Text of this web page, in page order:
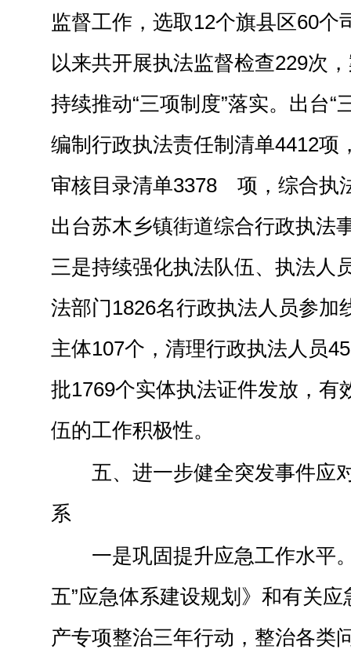
监督工作，选取12个旗县区60个
以来共开展执法监督检查229次
持续推动“三项制度”落实。 出台“
编制行政执法责任制清单4412项
审核目录清单3378 项，综合执
出台苏木乡镇街道综合行政执法
三是持续强化执法队伍、执法人
法部门1826名行政执法人员参加
主体107个，清理行政执法人员
批1769个实体执法证件发放，有
伍的工作积极性。
五、 进一步健全突发事件应
系
一是巩固提升应急工作水平
五”应急体系建设规划》和有关
产专项整治三年行动，整治各类